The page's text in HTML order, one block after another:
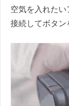
空気を入れた
接続してボタン